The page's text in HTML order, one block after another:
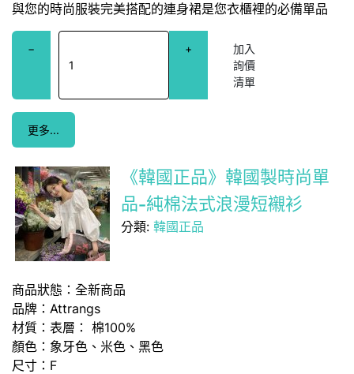
與您的時尚服裝完美搭配的連身裙是您衣櫃裡的必備單品
− +
更多...
《韓國正品》韓國製時尚單
品-純棉法式浪漫短襯衫
分類: 韓國正品
商品狀態：全新商品
品牌：Attrangs
材質：表層： 棉100%
顏色：象牙色、米色、黑色
尺寸：F